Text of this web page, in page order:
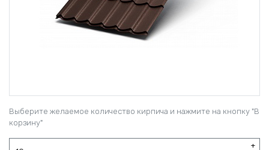
Выберите желаемое количество кирпича и нажмите на кнопку "В
корзину"
+